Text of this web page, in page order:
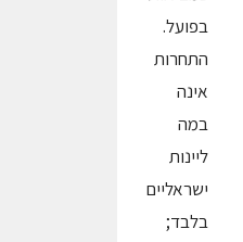
בפועל.
התחרות
אינה
במה
ליינות
ישראליים
בלבד;